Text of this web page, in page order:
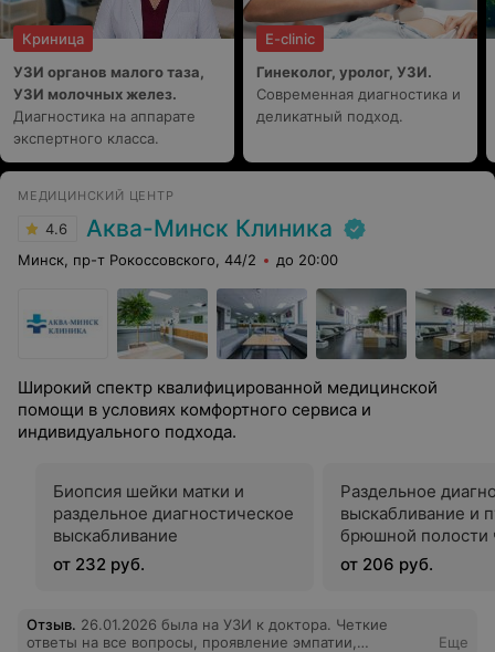
Криница
УЗИ органов малого таза,
УЗИ молочных желез.
Диагностика на аппарате
экспертного класса.
E-clinic
Гинеколог, уролог, УЗИ.
Современная диагностика и
деликатный подход.
МЕДИЦИНСКИЙ ЦЕНТР
4.6 Аква-Минск Клиника
Минск, пр-т Рокоссовского, 44/2 до 20:00
Широкий спектр квалифицированной медицинской
помощи в условиях комфортного сервиса и
индивидуального подхода.
Биопсия шейки матки и
раздельное диагностическое
выскабливание
от 232 руб.
Раздельное
выскабливание и
брюшной полости
задний свод
от 206 руб.
Отзыв. 26.01.2026 была на УЗИ к доктора. Четкие
ответы на все вопросы, проявление эмпатии,
Еще